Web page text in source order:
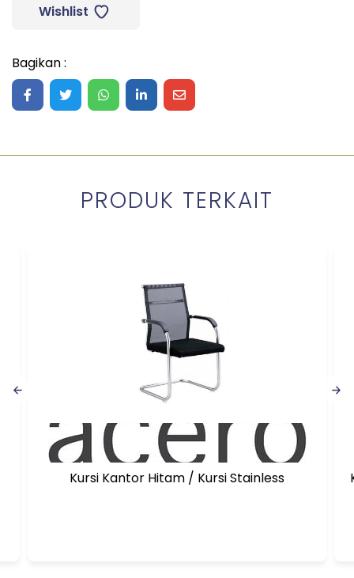
Wishlist
Bagikan :
Share on Facebook
Share on Twitter
Share on WhatsApp
Share on LinkedIn
Share on Mail
PRODUK TERKAIT
Kursi Kantor Hitam / Kursi Stainless